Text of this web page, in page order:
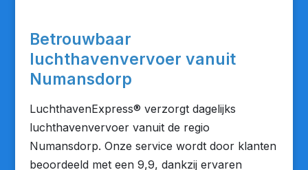
Betrouwbaar
luchthavenvervoer vanuit
Numansdorp
LuchthavenExpress® verzorgt dagelijks
luchthavenvervoer vanuit de regio
Numansdorp. Onze service wordt door klanten
beoordeeld met een 9,9, dankzij ervaren